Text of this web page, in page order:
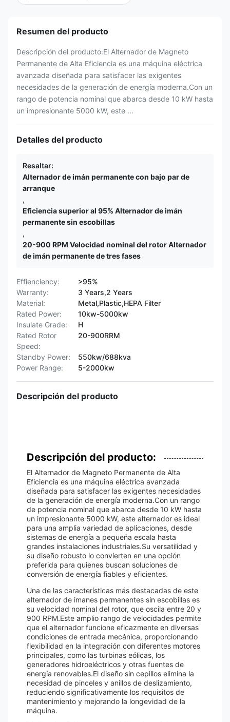
Resumen del producto
Descripción del producto:El Alternador de Magneto
Permanente de Alta Eficiencia es una máquina eléctrica
avanzada diseñada para satisfacer las exigentes
necesidades de la generación de energía moderna.Con un
rango de potencia nominal que abarca desde 10 kW hasta
un impresionante 5000 kW, este ...
Detalles del producto
Resaltar:
Alternador de imán permanente con bajo par de
arranque
,
Eficiencia superior al 95% Alternador de imán
permanente sin escobillas
,
20-900 RPM Velocidad nominal del rotor Alternador
de imán permanente de tres fases
Effienciency:
>95%
Warranty:
3 Years,2 Years
Material:
Metal,Plastic,HEPA Filter
Rated Power:
10kw-5000kw
Insulate Grade:
H
Rated Rotor
Speed:
20-900RRM
Standby Power:
550kw/688kva
Power Range:
5-2000kw
Descripción del producto
Descripción del producto:
El Alternador de Magneto Permanente de Alta
Eficiencia es una máquina eléctrica avanzada
diseñada para satisfacer las exigentes necesidades
de la generación de energía moderna.Con un rango
de potencia nominal que abarca desde 10 kW hasta
un impresionante 5000 kW, este alternador es ideal
para una amplia variedad de aplicaciones, desde
sistemas de energía a pequeña escala hasta
grandes instalaciones industriales.Su versatilidad y
su diseño robusto lo convierten en una opción
preferida para quienes buscan soluciones de
conversión de energía fiables y eficientes.
Una de las características más destacadas de este
alternador de imanes permanentes sin escobillas es
su velocidad nominal del rotor, que oscila entre 20 y
900 RPM.Este amplio rango de velocidades permite
que el alternador funcione eficazmente en diversas
condiciones de entrada mecánica, proporcionando
flexibilidad en la integración con diferentes motores
principales, como las turbinas eólicas, los
generadores hidroeléctricos y otras fuentes de
energía renovables.El diseño sin cepillos elimina la
necesidad de pinceles y anillos de deslizamiento,
reduciendo significativamente los requisitos de
mantenimiento y mejorando la longevidad de la
máquina.